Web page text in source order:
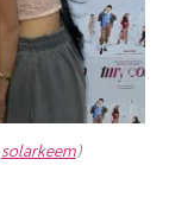
solarkeem)